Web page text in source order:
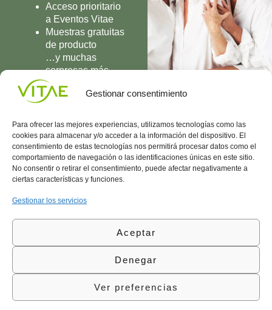
Gestionar consentimiento
Para ofrecer las mejores experiencias, utilizamos tecnologías como las
cookies para almacenar y/o acceder a la información del dispositivo. El
consentimiento de estas tecnologías nos permitirá procesar datos como el
comportamiento de navegación o las identificaciones únicas en este sitio.
No consentir o retirar el consentimiento, puede afectar negativamente a
ciertas características y funciones.
Gestionar los servicios
Aceptar
Denegar
Ver preferencias
Acceso prioritario
a Eventos Vitae
Muestras gratuitas
de producto
…y muchas
sorpresas más
UNIRME
Conocenos
Vitae
l
Área
Política
de
Política
Calidad
(+34)
935
©Vitae Health Innovation S.L. Todos los derechos